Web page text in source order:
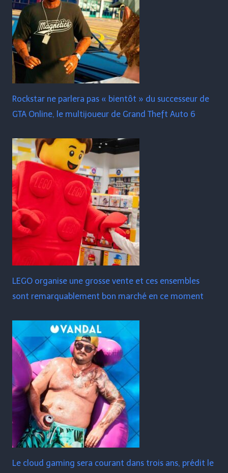
Rockstar ne parlera pas « bientôt » du successeur de
GTA Online, le multijoueur de Grand Theft Auto 6
LEGO organise une grosse vente et ces ensembles
sont remarquablement bon marché en ce moment
Le cloud gaming sera courant dans trois ans, prédit le